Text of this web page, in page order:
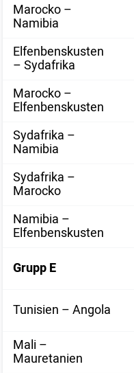
Marocko –
Namibia
Elfenbenskusten
– Sydafrika
Marocko –
Elfenbenskusten
Sydafrika –
Namibia
Sydafrika –
Marocko
Namibia –
Elfenbenskusten
Grupp E
Tunisien – Angola
Mali –
Mauretanien